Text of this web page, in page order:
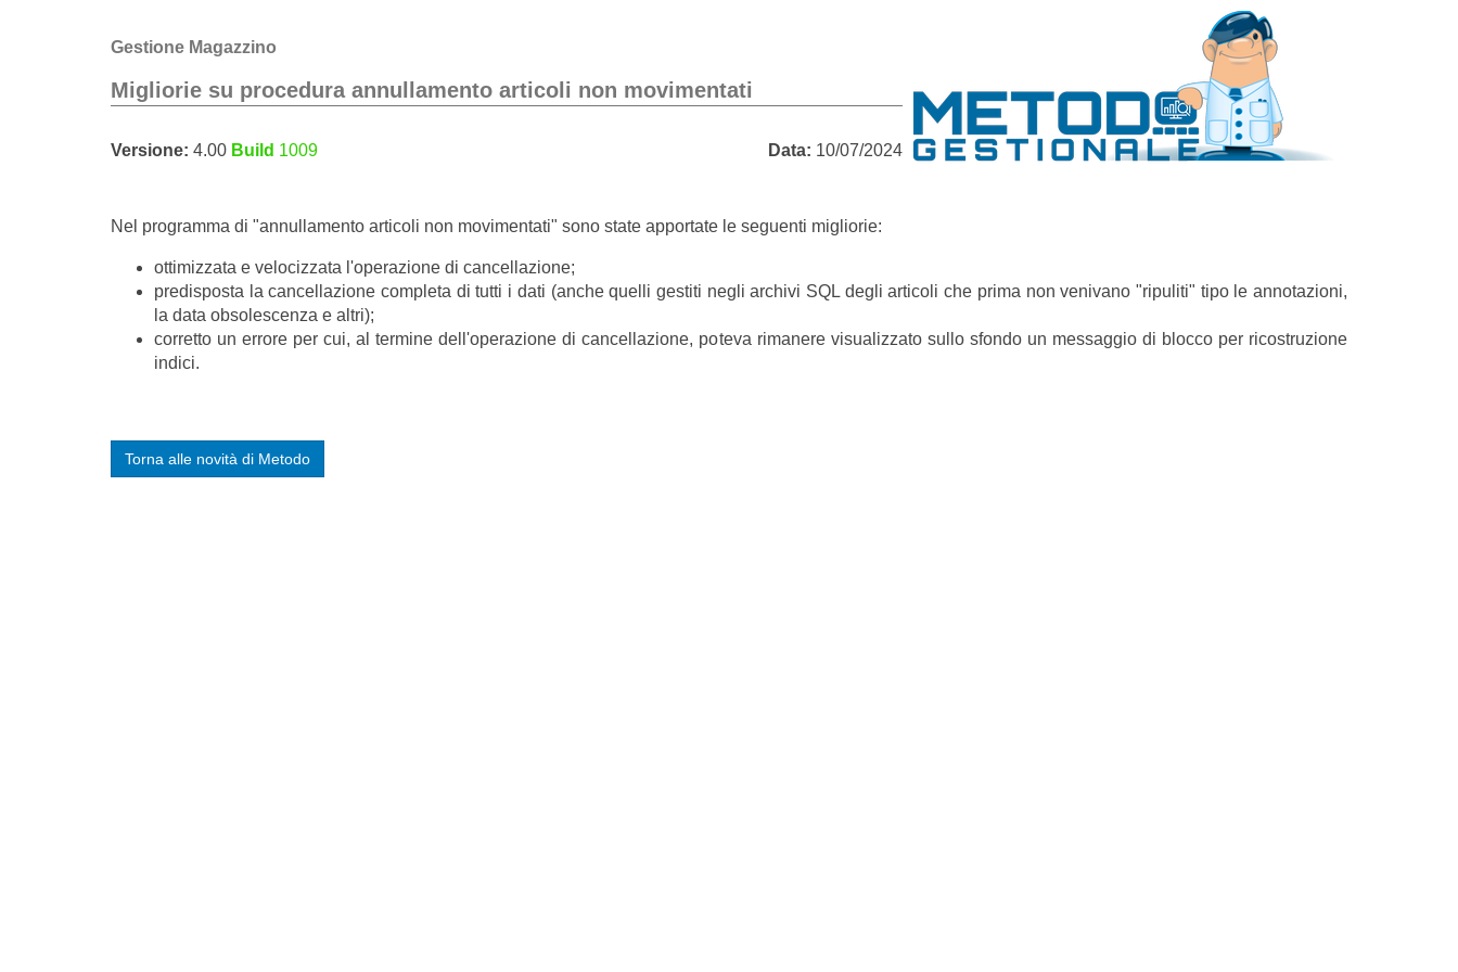
Gestione Magazzino
Migliorie su procedura annullamento articoli non movimentati
Versione: 4.00 Build 1009 Data: 10/07/2024
Nel programma di "annullamento articoli non movimentati" sono state apportate le seguenti migliorie:
ottimizzata e velocizzata l'operazione di cancellazione;
predisposta la cancellazione completa di tutti i dati (anche quelli gestiti negli archivi SQL degli articoli che prima non venivano "ripuliti" tipo le annotazioni,
la data obsolescenza e altri);
corretto un errore per cui, al termine dell'operazione di cancellazione, poteva rimanere visualizzato sullo sfondo un messaggio di blocco per ricostruzione
indici.
Torna alle novità di Metodo